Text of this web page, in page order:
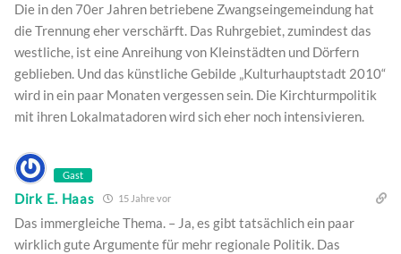
Die in den 70er Jahren betriebene Zwangseingemeindung hat
die Trennung eher verschärft. Das Ruhrgebiet, zumindest das
westliche, ist eine Anreihung von Kleinstädten und Dörfern
geblieben. Und das künstliche Gebilde „Kulturhauptstadt 2010“
wird in ein paar Monaten vergessen sein. Die Kirchturmpolitik
mit ihren Lokalmatadoren wird sich eher noch intensivieren.
Gast
Dirk E. Haas 15 Jahre vor
Das immergleiche Thema. – Ja, es gibt tatsächlich ein paar
wirklich gute Argumente für mehr regionale Politik. Das